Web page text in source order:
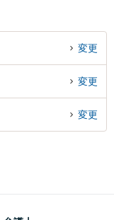
変更
変更
変更